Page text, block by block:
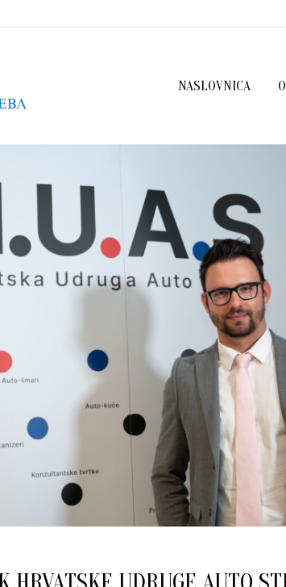
NASLOVNICA